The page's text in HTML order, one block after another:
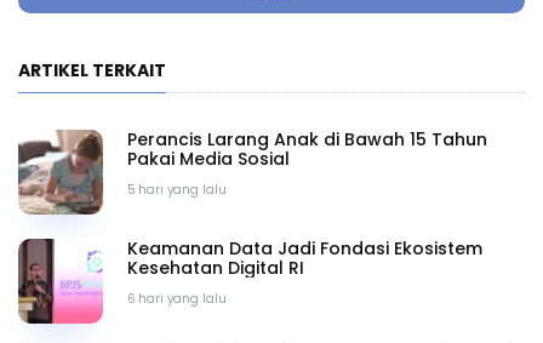
ARTIKEL TERKAIT
5 hari yang lalu
Perancis Larang Anak di Bawah 15 Tahun
Pakai Media Sosial
6 hari yang lalu
Keamanan Data Jadi Fondasi Ekosistem
Kesehatan Digital RI